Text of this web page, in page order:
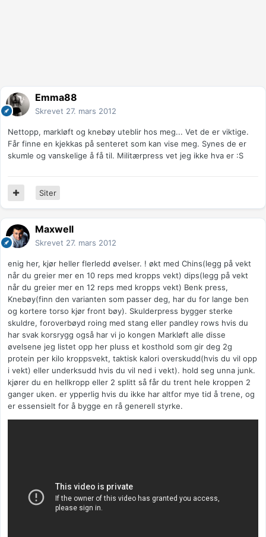
Emma88
Skrevet 27. mars 2012
Nettopp, markløft og knebøy uteblir hos meg... Vet de er viktige.
Får finne en kjekkas på senteret som kan vise meg. Synes de er
skumle og vanskelige å få til. Militærpress vet jeg ikke hva er :S
Siter
Maxwell
Skrevet 27. mars 2012
enig her, kjør heller flerledd øvelser. ! økt med Chins(legg på vekt
når du greier mer en 10 reps med kropps vekt) dips(legg på vekt
når du greier mer en 12 reps med kropps vekt) Benk press,
Knebøy(finn den varianten som passer deg, har du for lange ben
og kortere torso kjør front bøy). Skulderpress bygger sterke
skuldre, foroverbøyd roing med stang eller pandley rows hvis du
har svak korsrygg også har vi jo kongen Markløft alle disse
øvelsene jeg listet opp her pluss et kosthold som gir deg 2g
protein per kilo kroppsvekt, taktisk kalori overskudd(hvis du vil opp
i vekt) eller underksudd hvis du vil ned i vekt). hold seg unna junk.
kjører du en hellkropp eller 2 splitt så får du trent hele kroppen 2
ganger uken. er ypperlig hvis du ikke har altfor mye tid å trene, og
er essensielt for å bygge en rå generell styrke.